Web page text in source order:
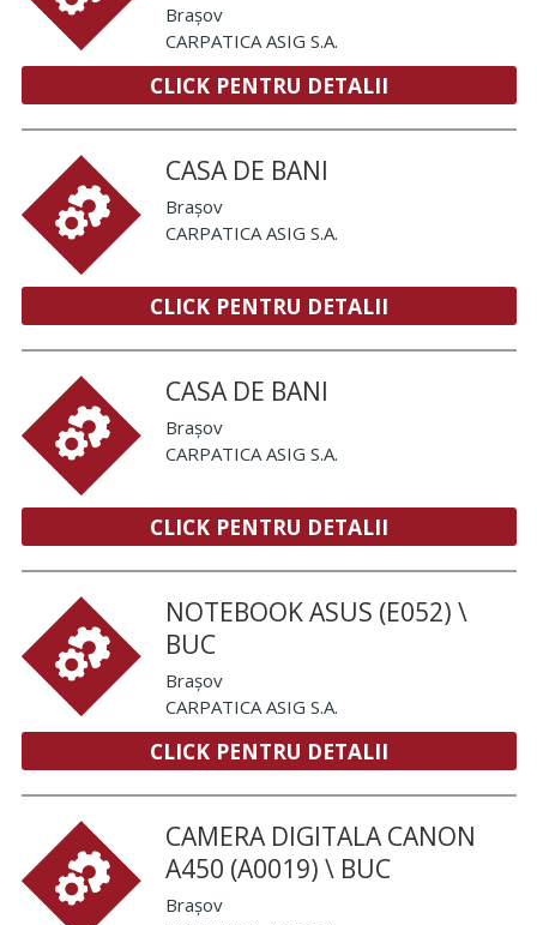
Brașov
CARPATICA ASIG S.A.
CLICK PENTRU DETALII
CASA DE BANI
Brașov
CARPATICA ASIG S.A.
CLICK PENTRU DETALII
CASA DE BANI
Brașov
CARPATICA ASIG S.A.
CLICK PENTRU DETALII
NOTEBOOK ASUS (E052) \
BUC
Brașov
CARPATICA ASIG S.A.
CLICK PENTRU DETALII
CAMERA DIGITALA CANON
A450 (A0019) \ BUC
Brașov